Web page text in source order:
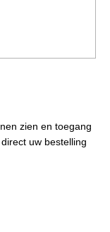
zien en toegang
uw bestelling